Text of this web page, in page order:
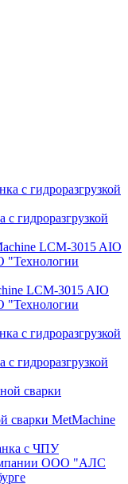
c гидроразгрузкой
LCM-3015 AIO
"Технологии
c гидроразгрузкой
сварки MetMachine